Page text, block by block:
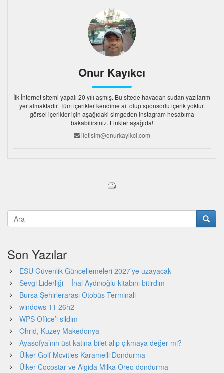
Onur Kayıkcı
İlk İnternet sitemi yapalı 20 yılı aşmış. Bu sitede havadan sudan yazılarım
yer almaktadır. Tüm içerikler kendime ait olup sponsorlu içerik yoktur.
görsel içerikler için aşağıdaki simgeden instagram hesabıma
bakabilirsiniz. Linkler aşağıda!
iletisim@onurkayikci.com
Son Yazılar
ESU Güvenlik Güncellemeleri 2027’ye uzayacak
Sevgi Liderliği – İnal Aydınoğlu kitabını bitirdim
Bursa Şehirlerarası Otobüs Terminali
windows 11 26h2
WPS Office’i sildim
Ohrid, Kuzey Makedonya
Ayasofya’nın üst katına bilet alıp çıkmaya değer mi?
Ülker Golf Mcvities Karamelli Dondurma
Ülker Cocostar ve Algida Milka Oreo dondurma